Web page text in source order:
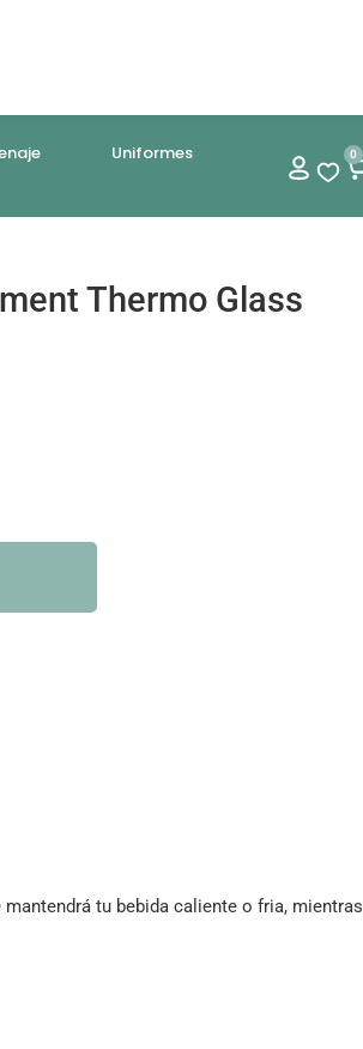
Uniformes
0
Thermo Glass
tu bebida caliente o fria, mientras